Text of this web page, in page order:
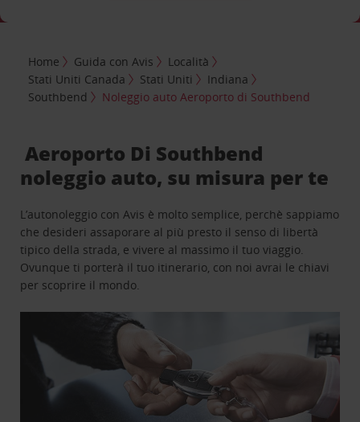
Home Guida con Avis
Località
Stati Uniti Canada
Stati Uniti
Indiana
Southbend
Noleggio auto Aeroporto di Southbend
Aeroporto Di Southbend
noleggio auto, su misura per te
L’autonoleggio con Avis è molto semplice, perchè sappiamo
che desideri assaporare al più presto il senso di libertà
tipico della strada, e vivere al massimo il tuo viaggio.
Ovunque ti porterà il tuo itinerario, con noi avrai le chiavi
per scoprire il mondo.